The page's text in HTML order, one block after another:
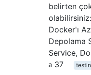
belirten
Docker'ı
Depolama
Service,
37